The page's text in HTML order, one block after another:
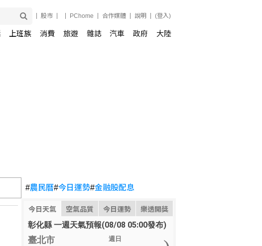
股市 PChome 合作媒體 說明 (登入)
上班族 消費 旅遊 雜誌 汽車 政府 大陸
#農民曆#今日運勢#金融股配息
今日天氣 空氣品質 今日運勢 樂透開獎
彰化縣 一週天氣預報(08/08 05:00發布)
臺北市 週日